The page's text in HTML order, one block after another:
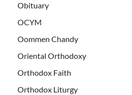
Obituary
OCYM
Oommen Chandy
Oriental Orthodoxy
Orthodox Faith
Orthodox Liturgy